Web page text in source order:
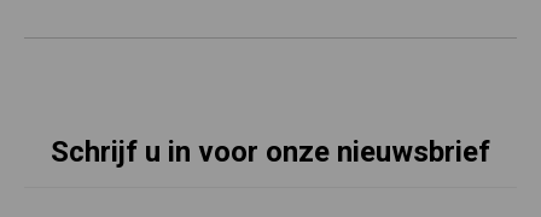
Schrijf u in voor onze nieuwsbrief